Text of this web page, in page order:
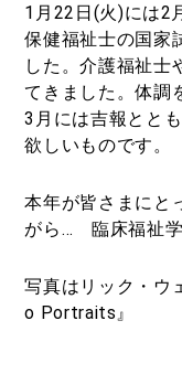
1月22日(火)には2
保健福祉士の国家
した。介護福祉士
てきました。体調
3月には吉報とと
欲しいものです。
本年が皆さまにと
がら… 臨床福祉
写真はリック・ウ
o Portraits』